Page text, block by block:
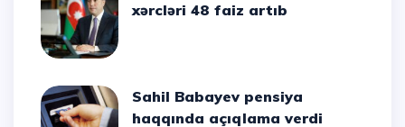
xərcləri 48 faiz artıb
Sahil Babayev pensiya
haqqında açıqlama verdi